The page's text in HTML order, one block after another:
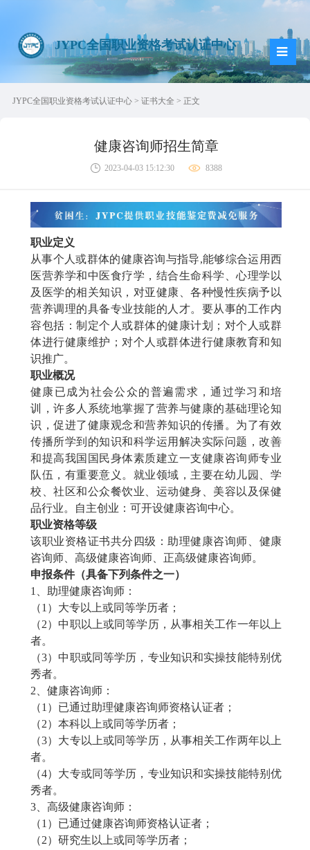
JYPC全国职业资格考试认证中心
JYPC全国职业资格考试认证中心 > 证书大全 > 正文
健康咨询师招生简章
2023-04-03 15:12:30 8388
职业定义
从事个人或群体的健康咨询与指导,能够综合运用西
医营养学和中医食疗学，结合生命科学、心理学以
及医学的相关知识，对亚健康、各种慢性疾病予以
营养调理的具备专业技能的人才。要从事的工作内
容包括：制定个人或群体的健康计划；对个人或群
体进行健康维护；对个人或群体进行健康教育和知
识推广。
职业概况
健康已成为社会公众的普遍需求，通过学习和培
训，许多人系统地掌握了营养与健康的基础理论知
识，促进了健康观念和营养知识的传播。为了有效
传播所学到的知识和科学运用解决实际问题，改善
和提高我国国民身体素质建立一支健康咨询师专业
队伍，有重要意义。就业领域，主要在幼儿园、学
校、社区和公众餐饮业、运动健身、美容以及保健
品行业。自主创业：可开设健康咨询中心。
职业资格等级
该职业资格证书共分四级：助理健康咨询师
健康
咨询师 、高级健康咨询师 、正高级健康咨询师。
申报条件（具备下列条件之一）
1、助理健康咨询师 ：
（1）大专以上或同等学历者；
（2）中职以上或同等学历，从事相关工作一年以上
者。
（3）中职或同等学历，专业知识和实操技能特别优
秀者。
2、 健康咨询师 ：
（1）已通过助理健康咨询师资格认证者；
（2）本科以上或同等学历者；
（3）大专以上或同等学历，从事相关工作两年以上
者。
（4）大专或同等学历，专业知识和实操技能特别优
秀者。
3、高级健康咨询师 ：
（1）已通过健康咨询师资格认证者；
（2）研究生以上或同等学历者；